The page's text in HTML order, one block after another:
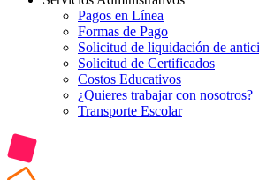
Pagos en Línea
Formas de Pago
Solicitud de liquidación de
Solicitud de Certificados
Costos Educativos
¿Quieres trabajar con nosotros?
Transporte Escolar